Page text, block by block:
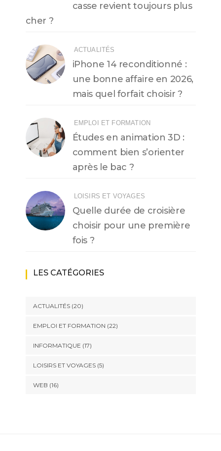
casse revient toujours plus
cher ?
ACTUALITÉS
iPhone 14 reconditionné :
une bonne affaire en 2026,
mais quel forfait choisir ?
EMPLOI ET FORMATION
Études en animation 3D :
comment bien s’orienter
après le bac ?
LOISIRS ET VOYAGES
Quelle durée de croisière
choisir pour une première
fois ?
LES CATÉGORIES
ACTUALITÉS(20)
EMPLOI ET FORMATION (22)
INFORMATIQUE (17)
LOISIRS ET VOYAGES(5)
WEB (16)